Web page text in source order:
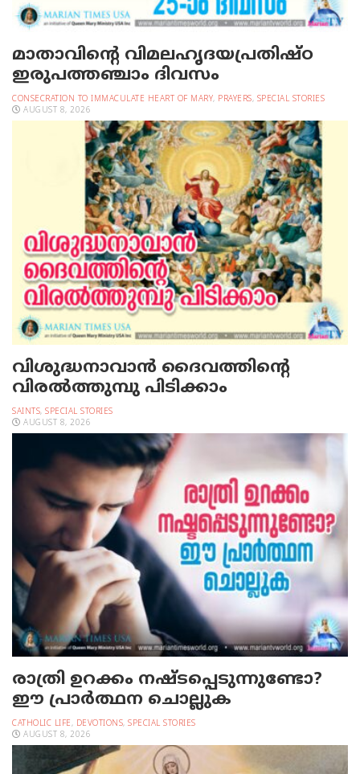
മാതാവിന്റെ വിമലഹൃദയപ്രതിഷ്ഠ
ഇരുപത്തഞ്ചാം ദിവസം
CONSECRATION TO IMMACULATE HEART OF MARY, PRAYERS, SPECIAL STORIES
AUGUST 8, 2026
വിശുദ്ധനാവാന്‍ ദൈവത്തിന്റെ
വിരല്‍ത്തുമ്പു പിടിക്കാം
SAINTS, SPECIAL STORIES
AUGUST 8, 2026
രാത്രി ഉറക്കം നഷ്ടപ്പെടുന്നുണ്ടോ?
ഈ പ്രാര്‍ത്ഥന ചൊല്ലുക
CATHOLIC LIFE, DEVOTIONS, SPECIAL STORIES
AUGUST 8, 2026